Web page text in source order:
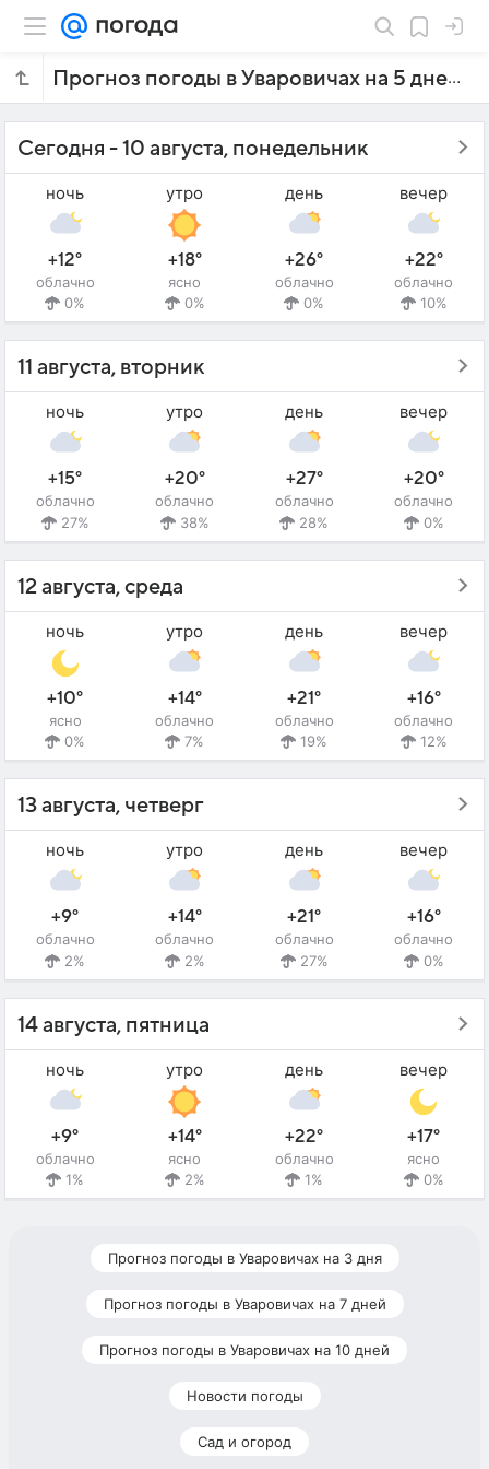
Прогноз погоды в Уваровичах на 5 дней
Сегодня - 10 августа, понедельник
ночь
+12°
облачно
0%
утро
+18°
ясно
0%
день
+26°
облачно
0%
вечер
+22°
облачно
10%
11 августа, вторник
ночь
+15°
облачно
27%
утро
+20°
облачно
38%
день
+27°
облачно
28%
вечер
+20°
облачно
0%
12 августа, среда
ночь
+10°
ясно
0%
утро
+14°
облачно
7%
день
+21°
облачно
19%
вечер
+16°
облачно
12%
13 августа, четверг
ночь
+9°
облачно
2%
утро
+14°
облачно
2%
день
+21°
облачно
27%
вечер
+16°
облачно
0%
14 августа, пятница
ночь
+9°
облачно
1%
утро
+14°
ясно
2%
день
+22°
облачно
1%
вечер
+17°
ясно
0%
Прогноз погоды в Уваровичах на 3 дня
Прогноз погоды в Уваровичах на 7 дней
Прогноз погоды в Уваровичах на 10 дней
Новости погоды
Сад и огород